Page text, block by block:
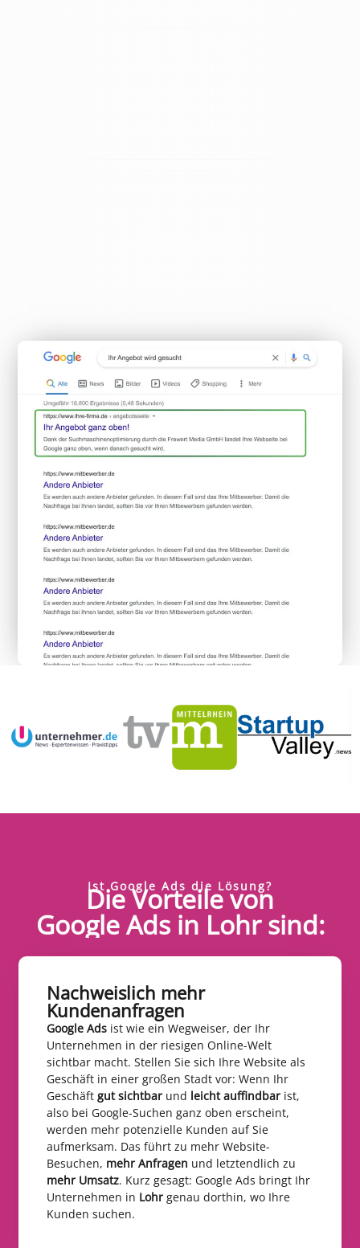
Ist Google Ads die Lösung?
Die Vorteile von
Google Ads in Lohr sind:
Nachweislich mehr
Kundenanfragen​
Google Ads ist wie ein Wegweiser, der Ihr
Unternehmen in der riesigen Online-Welt
sichtbar macht. Stellen Sie sich Ihre Website als
Geschäft in einer großen Stadt vor: Wenn Ihr
Geschäft gut sichtbar und leicht auffindbar ist,
also bei Google-Suchen ganz oben erscheint,
werden mehr potenzielle Kunden auf Sie
aufmerksam. Das führt zu mehr Website-
Besuchen, mehr Anfragen und letztendlich zu
mehr Umsatz. Kurz gesagt: Google Ads bringt Ihr
Unternehmen in Lohr genau dorthin, wo Ihre
Kunden suchen.